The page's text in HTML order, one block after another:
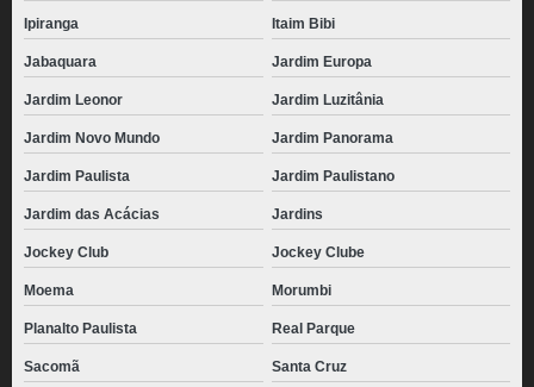
Ipiranga Itaim Bibi
Jabaquara Jardim Europa
Jardim Leonor Jardim Luzitânia
Jardim Novo Mundo Jardim Panorama
Jardim Paulista Jardim Paulistano
Jardim das Acácias Jardins
Jockey Club Jockey Clube
Moema Morumbi
Planalto Paulista Real Parque
Sacomã Santa Cruz